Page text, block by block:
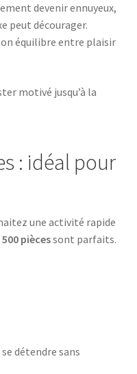
devenir ennuyeux,
peut décourager.
équilibre entre plaisir
motivé jusqu’à la
: idéal pour
une activité rapide
500 piècessont parfaits.
détendre sans